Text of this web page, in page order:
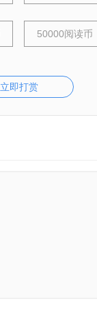
50000阅读币
立即打赏